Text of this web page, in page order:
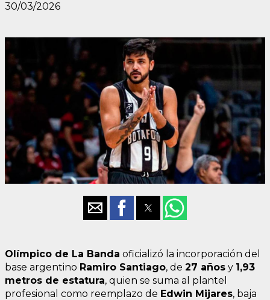
30/03/2026
Olímpico de La Banda oficializó la incorporación del
base argentino Ramiro Santiago, de 27 años y 1,93
metros de estatura, quien se suma al plantel
profesional como reemplazo de Edwin Mijares, baja